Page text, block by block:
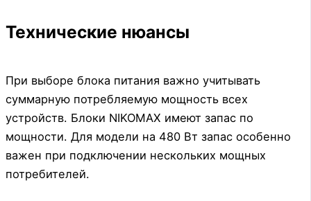
Технические нюансы
При выборе блока питания важно учитывать
суммарную потребляемую мощность всех
устройств. Блоки NIKOMAX имеют запас по
мощности. Для модели на 480 Вт запас особенно
важен при подключении нескольких мощных
потребителей.